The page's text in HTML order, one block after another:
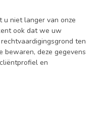
niet langer van onze
ook dat we uw
ten
bewaren, deze gegevens
en